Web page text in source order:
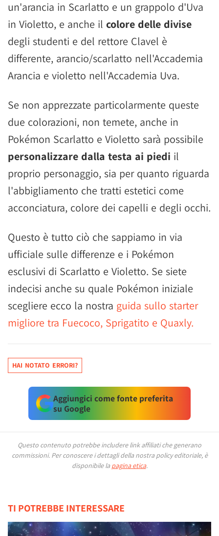
un'arancia in Scarlatto e un grappolo d'Uva
in Violetto, e anche il colore delle divise
degli studenti e del rettore Clavel è
differente, arancio/scarlatto nell'Accademia
Arancia e violetto nell'Accademia Uva.
Se non apprezzate particolarmente queste
due colorazioni, non temete, anche in
Pokémon Scarlatto e Violetto sarà possibile
personalizzare dalla testa ai piedi il
proprio personaggio, sia per quanto riguarda
l'abbigliamento che tratti estetici come
acconciatura, colore dei capelli e degli occhi.
Questo è tutto ciò che sappiamo in via
ufficiale sulle differenze e i Pokémon
esclusivi di Scarlatto e Violetto. Se siete
indecisi anche su quale Pokémon iniziale
scegliere ecco la nostra guida sullo starter
migliore tra Fuecoco, Sprigatito e Quaxly.
HAI NOTATO ERRORI?
Aggiungici come fonte preferita
su Google
Questo contenuto potrebbe includere link affiliati che generano
commissioni. Per conoscere i dettagli della nostra policy editoriale, è
disponibile la pagina etica.
TI POTREBBE INTERESSARE